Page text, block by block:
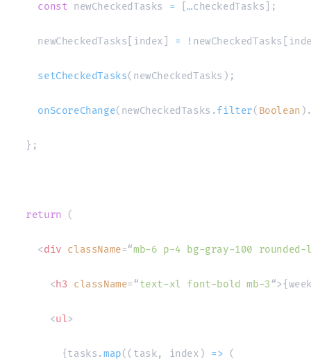
const newCheckedTasks = […checkedTasks ;
    newCheckedTasks
index = ! newCheckedTasks
setCheckedTasks( newCheckedTasks ) ;
onScoreChange( newCheckedTasks .filter( Boolean )
} ;
return (
<div className=“mb-6 p-4 bg-gray-100 rounded-
<h3 className=“text-xl font-bold mb-3“>{
<ul>
{ tasks .map( ( task, index ) => (